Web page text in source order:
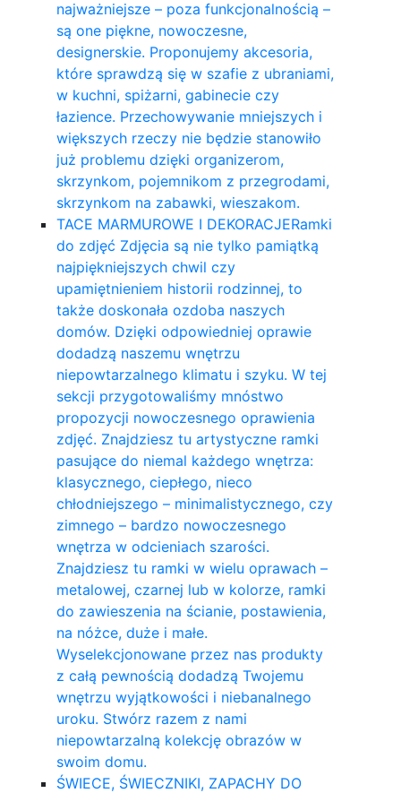
najważniejsze – poza funkcjonalnością –
są one piękne, nowoczesne,
designerskie. Proponujemy akcesoria,
które sprawdzą się w szafie z ubraniami,
w kuchni, spiżarni, gabinecie czy
łazience. Przechowywanie mniejszych i
większych rzeczy nie będzie stanowiło
już problemu dzięki organizerom,
skrzynkom, pojemnikom z przegrodami,
skrzynkom na zabawki, wieszakom.
TACE MARMUROWE I DEKORACJERamki
do zdjęć Zdjęcia są nie tylko pamiątką
najpiękniejszych chwil czy
upamiętnieniem historii rodzinnej, to
także doskonała ozdoba naszych
domów. Dzięki odpowiedniej oprawie
dodadzą naszemu wnętrzu
niepowtarzalnego klimatu i szyku. W tej
sekcji przygotowaliśmy mnóstwo
propozycji nowoczesnego oprawienia
zdjęć. Znajdziesz tu artystyczne ramki
pasujące do niemal każdego wnętrza:
klasycznego, ciepłego, nieco
chłodniejszego – minimalistycznego, czy
zimnego – bardzo nowoczesnego
wnętrza w odcieniach szarości.
Znajdziesz tu ramki w wielu oprawach –
metalowej, czarnej lub w kolorze, ramki
do zawieszenia na ścianie, postawienia,
na nóżce, duże i małe.
Wyselekcjonowane przez nas produkty
z całą pewnością dodadzą Twojemu
wnętrzu wyjątkowości i niebanalnego
uroku. Stwórz razem z nami
niepowtarzalną kolekcję obrazów w
swoim domu.
ŚWIECE, ŚWIECZNIKI, ZAPACHY DO